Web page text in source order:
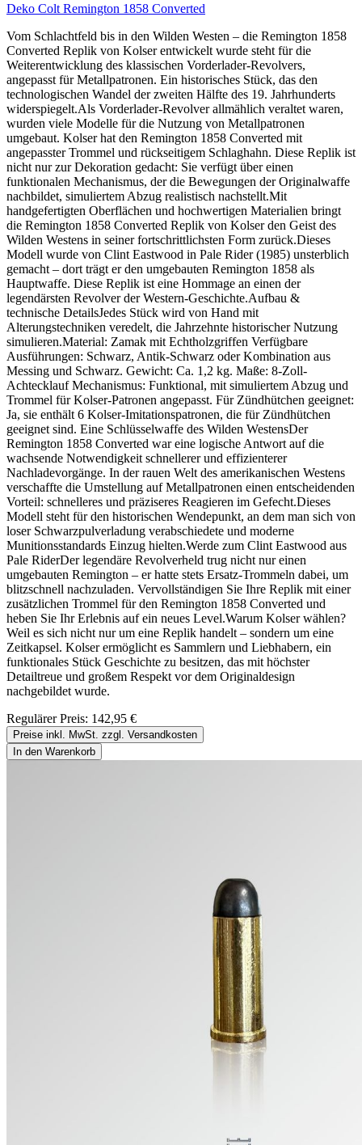
Deko Colt Remington 1858 Converted
Vom Schlachtfeld bis in den Wilden Westen – die Remington 1858
Converted Replik von Kolser entwickelt wurde steht für die
Weiterentwicklung des klassischen Vorderlader-Revolvers,
angepasst für Metallpatronen. Ein historisches Stück, das den
technologischen Wandel der zweiten Hälfte des 19. Jahrhunderts
widerspiegelt.Als Vorderlader-Revolver allmählich veraltet waren,
wurden viele Modelle für die Nutzung von Metallpatronen
umgebaut. Kolser hat den Remington 1858 Converted mit
angepasster Trommel und rückseitigem Schlaghahn. Diese Replik ist
nicht nur zur Dekoration gedacht: Sie verfügt über einen
funktionalen Mechanismus, der die Bewegungen der Originalwaffe
nachbildet, simuliertem Abzug realistisch nachstellt.Mit
handgefertigten Oberflächen und hochwertigen Materialien bringt
die Remington 1858 Converted Replik von Kolser den Geist des
Wilden Westens in seiner fortschrittlichsten Form zurück.Dieses
Modell wurde von Clint Eastwood in Pale Rider (1985) unsterblich
gemacht – dort trägt er den umgebauten Remington 1858 als
Hauptwaffe. Diese Replik ist eine Hommage an einen der
legendärsten Revolver der Western-Geschichte.Aufbau &
technische DetailsJedes Stück wird von Hand mit
Alterungstechniken veredelt, die Jahrzehnte historischer Nutzung
simulieren.Material: Zamak mit Echtholzgriffen Verfügbare
Ausführungen: Schwarz, Antik-Schwarz oder Kombination aus
Messing und Schwarz. Gewicht: Ca. 1,2 kg. Maße: 8-Zoll-
Achtecklauf Mechanismus: Funktional, mit simuliertem Abzug und
Trommel für Kolser-Patronen angepasst. Für Zündhütchen geeignet:
Ja, sie enthält 6 Kolser-Imitationspatronen, die für Zündhütchen
geeignet sind. Eine Schlüsselwaffe des Wilden WestensDer
Remington 1858 Converted war eine logische Antwort auf die
wachsende Notwendigkeit schnellerer und effizienterer
Nachladevorgänge. In der rauen Welt des amerikanischen Westens
verschaffte die Umstellung auf Metallpatronen einen entscheidenden
Vorteil: schnelleres und präziseres Reagieren im Gefecht.Dieses
Modell steht für den historischen Wendepunkt, an dem man sich von
loser Schwarzpulverladung verabschiedete und moderne
Munitionsstandards Einzug hielten.Werde zum Clint Eastwood aus
Pale RiderDer legendäre Revolverheld trug nicht nur einen
umgebauten Remington – er hatte stets Ersatz-Trommeln dabei, um
blitzschnell nachzuladen. Vervollständigen Sie Ihre Replik mit einer
zusätzlichen Trommel für den Remington 1858 Converted und
heben Sie Ihr Erlebnis auf ein neues Level.Warum Kolser wählen?
Weil es sich nicht nur um eine Replik handelt – sondern um eine
Zeitkapsel. Kolser ermöglicht es Sammlern und Liebhabern, ein
funktionales Stück Geschichte zu besitzen, das mit höchster
Detailtreue und großem Respekt vor dem Originaldesign
nachgebildet wurde.
Regulärer Preis: 142,95 €
Preise inkl. MwSt. zzgl. Versandkosten
In den Warenkorb